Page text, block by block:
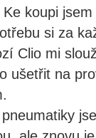
koupi
si za
Clio mi
ušetřit na